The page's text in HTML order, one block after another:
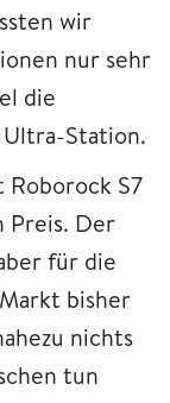
wir
nur sehr
die
Station.
S7
Preis. Der
für die
bisher
nichts
tun